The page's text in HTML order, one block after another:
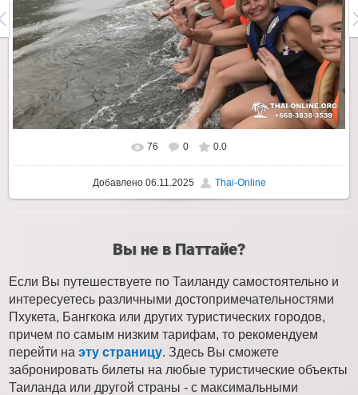
76 0 0.0
Добавлено06.11.2025 Thai-Online
Вы не в Паттайе?
Если Вы путешествуете по Таиланду самостоятельно и
интересуетесь различными достопримечательностями
Пхукета, Бангкока или других туристических городов,
причем по самым низким тарифам, то рекомендуем
перейти на эту страницу. Здесь Вы сможете
забронировать билеты на любые туристические объекты
Таиланда или другой страны - с максимальными